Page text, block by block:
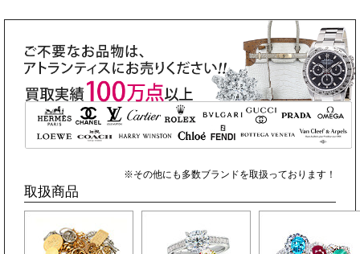
※その他にも多数ブランドを取扱っております！
取扱商品